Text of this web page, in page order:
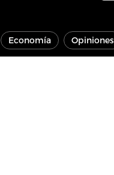
Economía Opiniones